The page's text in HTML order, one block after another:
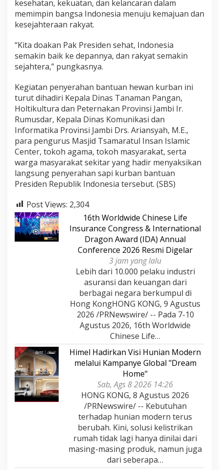
kesehatan, kekuatan, dan kelancaran dalam
memimpin bangsa Indonesia menuju kemajuan dan
kesejahteraan rakyat.
“Kita doakan Pak Presiden sehat, Indonesia
semakin baik ke depannya, dan rakyat semakin
sejahtera,” pungkasnya.
Kegiatan penyerahan bantuan hewan kurban ini
turut dihadiri Kepala Dinas Tanaman Pangan,
Holtikultura dan Peternakan Provinsi Jambi Ir.
Rumusdar, Kepala Dinas Komunikasi dan
Informatika Provinsi Jambi Drs. Ariansyah, M.E.,
para pengurus Masjid Tsamaratul Insan Islamic
Center, tokoh agama, tokoh masyarakat, serta
warga masyarakat sekitar yang hadir menyaksikan
langsung penyerahan sapi kurban bantuan
Presiden Republik Indonesia tersebut. (SBS)
Post Views: 2,304
16th Worldwide Chinese Life
Insurance Congress & International
Dragon Award (IDA) Annual
Conference 2026 Resmi Digelar
3 jam yang lalu
Lebih dari 10.000 pelaku industri
asuransi dan keuangan dari
berbagai negara berkumpul di
Hong KongHONG KONG, 9 Agustus
2026 /PRNewswire/ -- Pada 7-10
Agustus 2026, 16th Worldwide
Chinese Life…
Himel Hadirkan Visi Hunian Modern
melalui Kampanye Global "Dream
Home"
Sab, Ags 8 2026 14:26
HONG KONG, 8 Agustus 2026
/PRNewswire/ -- Kebutuhan
terhadap hunian modern terus
berubah. Kini, solusi kelistrikan
rumah tidak lagi hanya dinilai dari
masing-masing produk, namun juga
dari seberapa…